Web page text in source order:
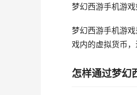
梦幻西游手机游
梦幻西游手机游
戏内的虚拟货币
怎样通过梦幻